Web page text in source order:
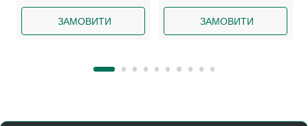
ЗАМОВИТИ ЗАМОВИТИ